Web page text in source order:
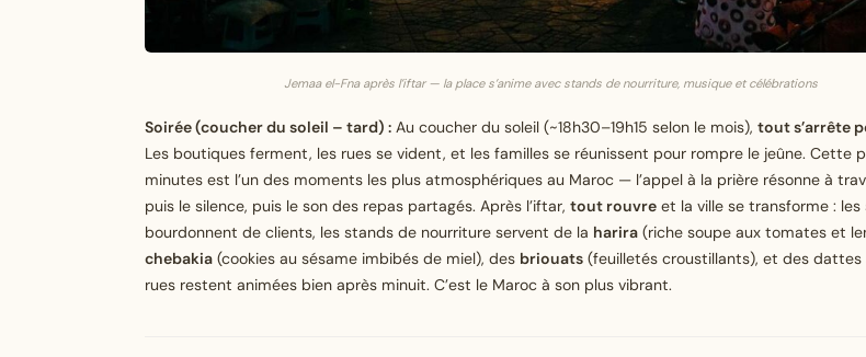
Jemaa el-Fna après l’iftar — la place s’anime avec stands de nourriture, musique et célébrations
Soirée (coucher du soleil – tard) : Au coucher du soleil (~18h30–19h15 selon le mois), tout s’arrête
Les boutiques ferment, les rues se vident, et les familles se réunissent pour rompre le jeûne. Cette
minutes est l’un des moments les plus atmosphériques au Maroc — l’appel à la prière résonne à
puis le silence, puis le son des repas partagés. Après l’iftar, tout rouvre et la ville se transforme : les
bourdonnent de clients, les stands de nourriture servent de la harira (riche soupe aux tomates et
chebakia (cookies au sésame imbibés de miel), des briouats (feuilletés croustillants), et des dattes
rues restent animées bien après minuit. C’est le Maroc à son plus vibrant.